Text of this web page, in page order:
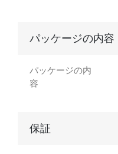
パッケージの内容
パッケージの内
容
保証